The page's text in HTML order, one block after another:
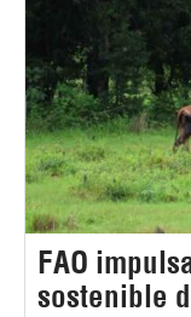
FAO
sostenible